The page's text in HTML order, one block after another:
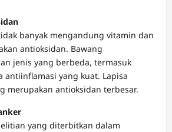
banyak mengandung vitamin dan
antioksidan. Bawang
jenis yang berbeda, termasuk
antiinflamasi yang kuat. Lapisa
merupakan antioksidan terbesar.
yang diterbitkan dalam